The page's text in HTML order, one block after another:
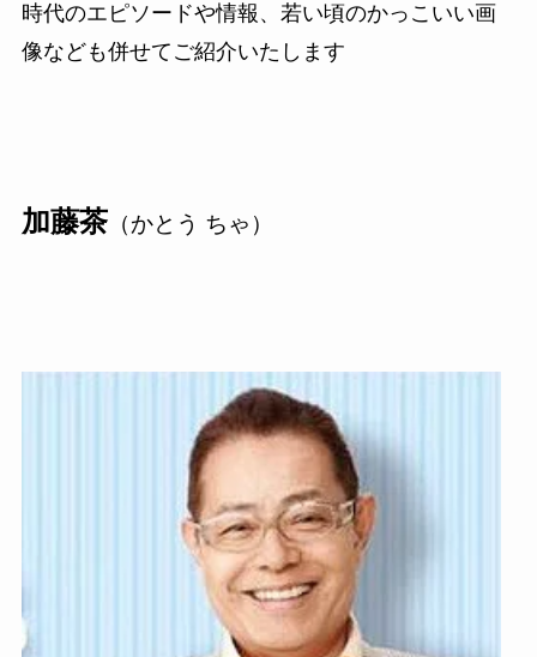
時代のエピソードや情報、若い頃のかっこいい画
像なども併せてご紹介いたします
加藤茶（かとう ちゃ）